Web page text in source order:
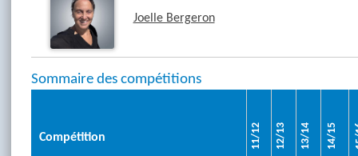
Joelle Bergeron
Sommaire des compétitions
Compétition 11/12 12/13 13/14 14/15